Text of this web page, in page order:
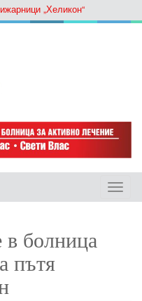
„Хеликон“
Toggle
болница
пътя